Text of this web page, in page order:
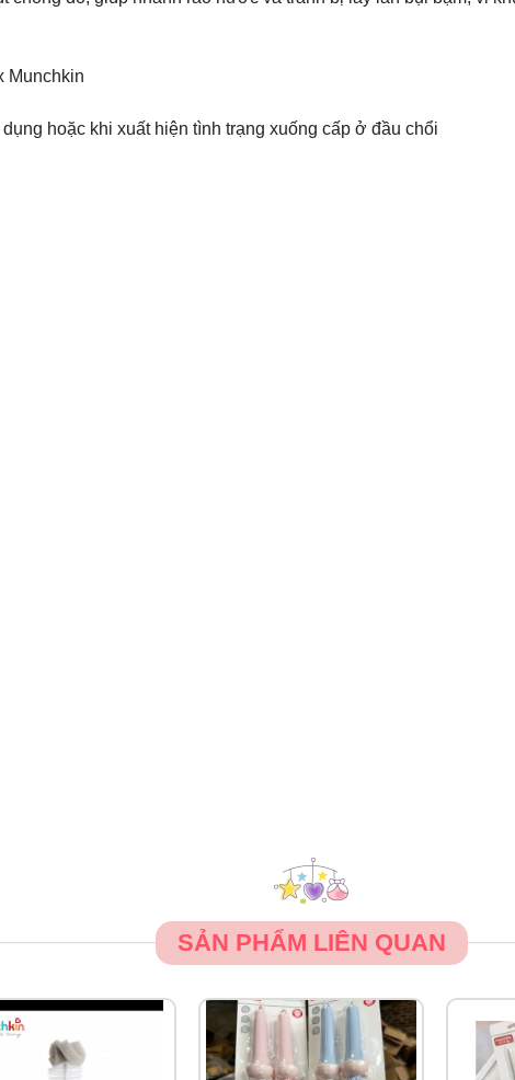
Munchkin
hoặc khi xuất hiện tình trạng xuống cấp ở đầu chổi
SẢN PHẨM LIÊN QUAN